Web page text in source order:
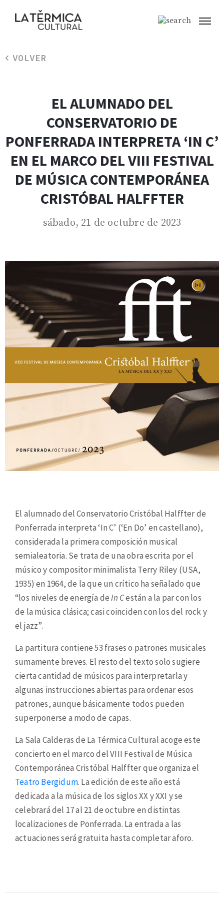
VOLVER
EL ALUMNADO DEL
CONSERVATORIO DE
PONFERRADA INTERPRETA ‘IN C’
EN EL MARCO DEL VIII FESTIVAL
DE MÚSICA CONTEMPORÁNEA
CRISTÓBAL HALFFTER
sábado, 21 de octubre de 2023
El alumnado del Conservatorio Cristóbal Halffter de
Ponferrada interpreta ‘In C’ (‘En Do’ en castellano),
considerada la primera composición musical
semialeatoria. Se trata de una obra escrita por el
músico y compositor minimalista Terry Riley (USA,
1935) en 1964, de la que un crítico ha señalado que
“los niveles de energía deIn Cestán a la par con los
de la música clásica; casi coinciden con los del rock y
el jazz”.
La partitura contiene 53 frases o patrones musicales
sumamente breves. El resto del texto solo sugiere
cierta cantidad de músicos para interpretarla y
algunas instrucciones abiertas para ordenar esos
patrones, aunque básicamente todos pueden
superponerse a modo de capas.
La Sala Calderas de La Térmica Cultural acoge este
concierto en el marco del VIII Festival de Música
Contemporánea Cristóbal Halffter que organiza el
Teatro Bergidum. La edición de este año está
dedicada a la música de los siglos XX y XXI y se
celebrará del 17 al 21 de octubre en distintas
localizaciones de Ponferrada. La entrada a las
actuaciones será gratuita hasta completar aforo.